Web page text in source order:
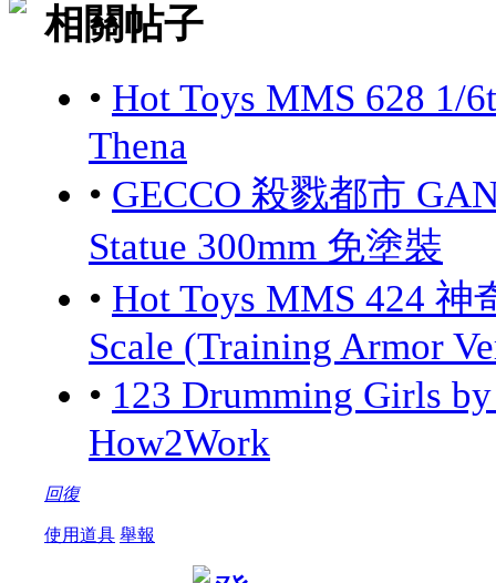
相關帖子
• Hot Toys MMS 628 1/
Thena
• GECCO 殺戮都市
Statue 300mm 免塗裝
• Hot Toys MMS 424 神
Scale (Training Armor
• 123 Drumming Girls
How2Work
回復
使用道具 舉報